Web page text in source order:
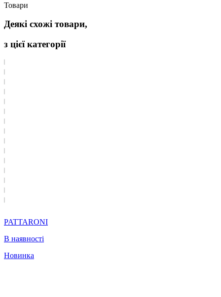
Товари
Деякі схожі товари,
з цієї категорії
PATTARONI
В наявності
Новинка